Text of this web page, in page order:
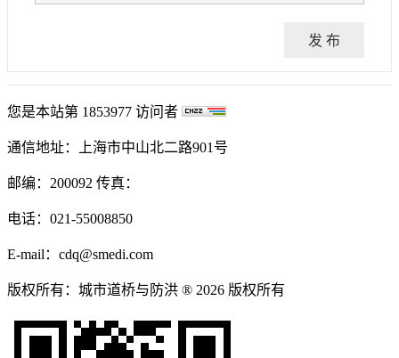
发 布
您是本站第 1853977 访问者
通信地址：上海市中山北二路901号
邮编：200092 传真：
电话：021-55008850
E-mail：cdq@smedi.com
版权所有：城市道桥与防洪 ® 2026 版权所有